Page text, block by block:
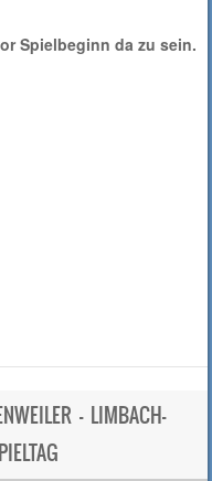
Spielbeginn da zu sein.
– LIMBACH-